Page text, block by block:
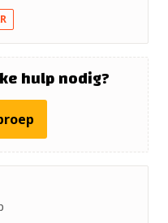
hulp nodig?